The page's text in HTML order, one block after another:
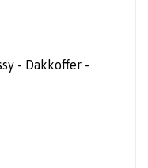
- Dakkoffer -